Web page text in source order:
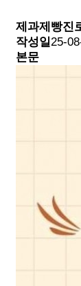
제과제빵진
작성일 25-
본문